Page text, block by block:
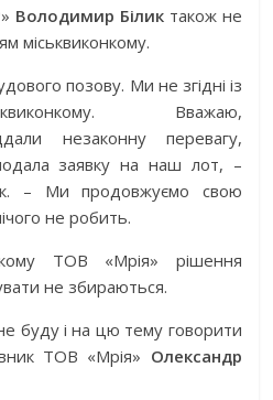
Володимир Білик також не
міськвиконкому.
позову. Ми не згідні із
Вважаю,
незаконну перевагу,
заявку на наш лот, –
– Ми продовжуємо свою
не робить.
ТОВ «Мрія» рішення
не збираються.
буду і на цю тему говорити
ТОВ «Мрія» Олександр